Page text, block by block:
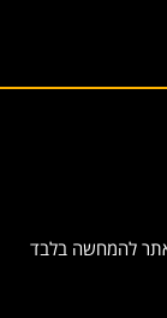
להמחשה בלבד